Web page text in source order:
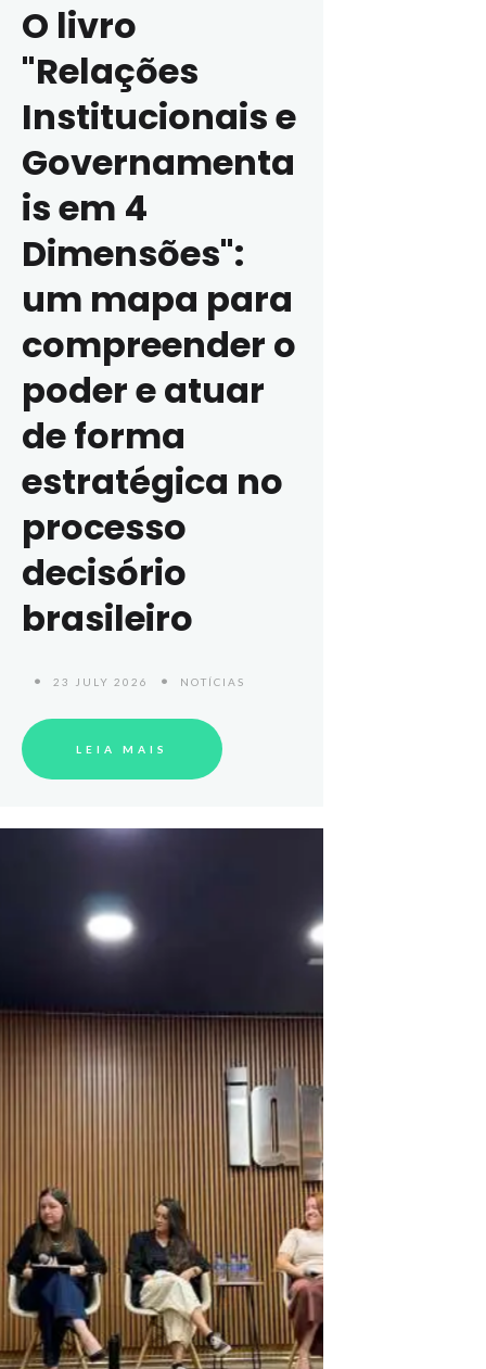
O livro
"Relações
Institucionais e
Governamenta
is em 4
Dimensões":
um mapa para
compreender o
poder e atuar
de forma
estratégica no
processo
decisório
brasileiro
23 JULY 2026 NOTÍCIAS
LEIA MAIS